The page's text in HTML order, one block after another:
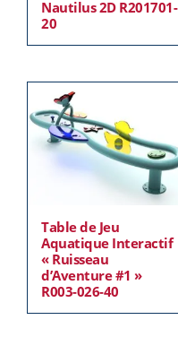
Nautilus 2D R201701-
20
Table de Jeu
Aquatique Interactif
« Ruisseau
d’Aventure #1 »
R003-026-40